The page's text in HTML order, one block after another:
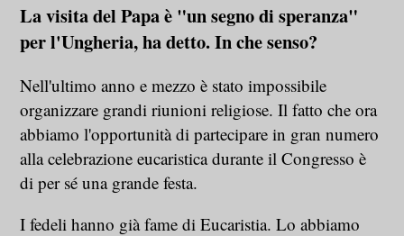
La visita del Papa è "un segno di speranza"
per l'Ungheria, ha detto. In che senso?
Nell'ultimo anno e mezzo è stato impossibile
organizzare grandi riunioni religiose. Il fatto che ora
abbiamo l'opportunità di partecipare in gran numero
alla celebrazione eucaristica durante il Congresso è
di per sé una grande festa.
I fedeli hanno già fame di Eucaristia. Lo abbiamo